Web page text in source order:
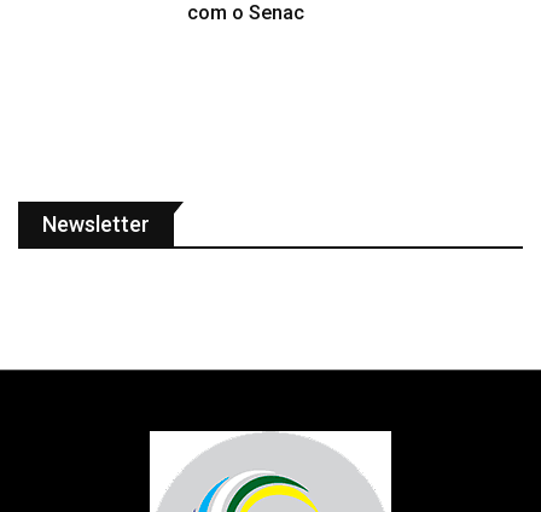
com o Senac
Newsletter